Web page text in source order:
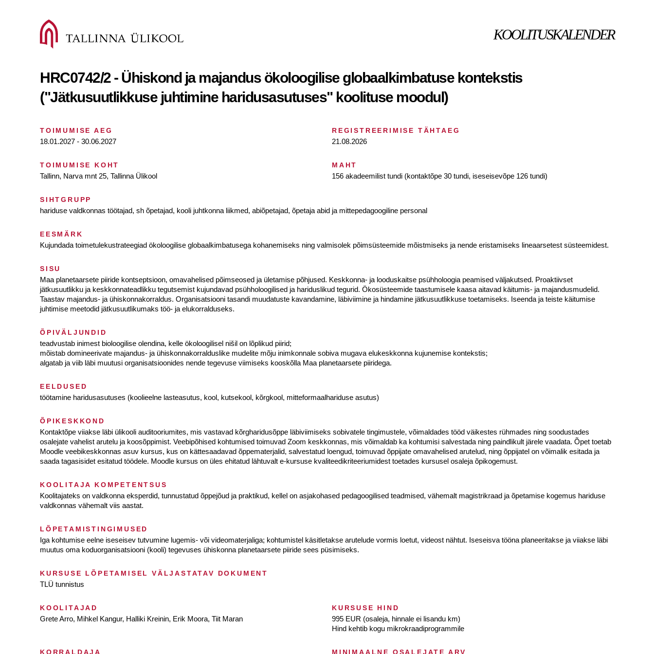
KOOLITUSKALENDER
HRC0742/2 - Ühiskond ja majandus ökoloogilise globaalkimbatuse kontekstis
("Jätkusuutlikkuse juhtimine haridusasutuses" koolituse moodul)
TOIMUMISE AEG
18.01.2027 - 30.06.2027
REGISTREERIMISE TÄHTAEG
21.08.2026
TOIMUMISE KOHT
Tallinn, Narva mnt 25, Tallinna Ülikool
MAHT
156 akadeemilist tundi (kontaktõpe 30 tundi, iseseisevõpe 126 tundi)
SIHTGRUPP
hariduse valdkonnas töötajad, sh õpetajad, kooli juhtkonna liikmed, abiõpetajad, õpetaja abid ja mittepedagoogiline personal
EESMÄRK
Kujundada toimetulekustrateegiad ökoloogilise globaalkimbatusega kohanemiseks ning valmisolek põimsüsteemide mõistmiseks ja nende eristamiseks lineaarsetest süsteemidest.
SISU
Maa planetaarsete piiride kontseptsioon, omavahelised põimseosed ja ületamise põhjused. Keskkonna- ja looduskaitse psühholoogia peamised väljakutsed. Proaktiivset
jätkusuutlikku ja keskkonnateadlikku tegutsemist kujundavad psühholoogilised ja hariduslikud tegurid. Ökosüsteemide taastumisele kaasa aitavad käitumis- ja majandusmudelid.
Taastav majandus- ja ühiskonnakorraldus. Organisatsiooni tasandi muudatuste kavandamine, läbiviimine ja hindamine jätkusuutlikkuse toetamiseks. Iseenda ja teiste käitumise
juhtimise meetodid jätkusuutlikumaks töö- ja elukorralduseks.
ÕPIVÄLJUNDID
teadvustab inimest bioloogilise olendina, kelle ökoloogilisel nišil on lõplikud piirid;
mõistab domineerivate majandus- ja ühiskonnakorralduslike mudelite mõju inimkonnale sobiva mugava elukeskkonna kujunemise kontekstis;
algatab ja viib läbi muutusi organisatsioonides nende tegevuse viimiseks kooskõlla Maa planetaarsete piiridega.
EELDUSED
töötamine haridusasutuses (koolieelne lasteasutus, kool, kutsekool, kõrgkool, mitteformaalhariduse asutus)
ÕPIKESKKOND
Kontaktõpe viiakse läbi ülikooli auditooriumites, mis vastavad kõrgharidusõppe läbiviimiseks sobivatele tingimustele, võimaldades tööd väikestes rühmades ning soodustades
osalejate vahelist arutelu ja koosõppimist. Veebipõhised kohtumised toimuvad Zoom keskkonnas, mis võimaldab ka kohtumisi salvestada ning paindlikult järele vaadata. Õpet toetab
Moodle veebikeskkonnas asuv kursus, kus on kättesaadavad õppematerjalid, salvestatud loengud, toimuvad õppijate omavahelised arutelud, ning õppijatel on võimalik esitada ja
saada tagasisidet esitatud töödele. Moodle kursus on üles ehitatud lähtuvalt e-kursuse kvaliteedikriteeriumidest toetades kursusel osaleja õpikogemust.
KOOLITAJA KOMPETENTSUS
Koolitajateks on valdkonna eksperdid, tunnustatud õppejõud ja praktikud, kellel on asjakohased pedagoogilised teadmised, vähemalt magistrikraad ja õpetamise kogemus hariduse
valdkonnas vähemalt viis aastat.
LÕPETAMISTINGIMUSED
Iga kohtumise eelne iseseisev tutvumine lugemis- või videomaterjaliga; kohtumistel käsitletakse arutelude vormis loetut, videost nähtut. Iseseisva tööna planeeritakse ja viiakse läbi
muutus oma koduorganisatsiooni (kooli) tegevuses ühiskonna planetaarsete piiride sees püsimiseks.
KURSUSE LÕPETAMISEL VÄLJASTATAV DOKUMENT
TLÜ tunnistus
KOOLITAJAD
Grete Arro, Mihkel Kangur, Halliki Kreinin, Erik Moora, Tiit Maran
KURSUSE HIND
995 EUR (osaleja, hinnale ei lisandu km)
Hind kehtib kogu mikrokraadiprogrammile
KORRALDAJA MINIMAALNE OSALEJATE ARV